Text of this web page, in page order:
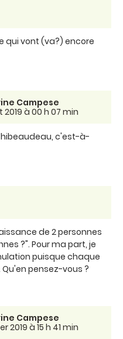
qui vont (va?) encore
Campese
2019 à 00 h 07 min
c'est-à-
de 2 personnes
?". Pour ma part, je
puisque chaque
pensez-vous ?
Campese
2019 à 15 h 41 min